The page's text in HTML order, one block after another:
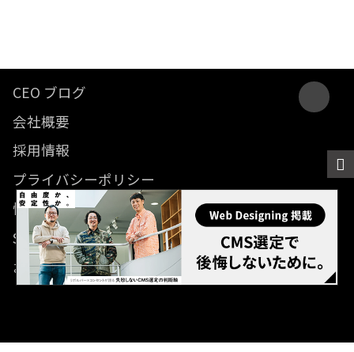
CEO ブログ
会社概要
採用情報
プライバシーポリシー
情報セキュリティ方針
SDGsに関する取り組み
お問い合わせ